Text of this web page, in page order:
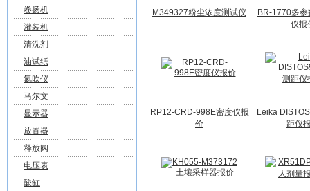
卷扬机
灌装机
清洗剂
油试纸
氮吹仪
马尔文
显示器
放置器
释放阀
电压表
酸缸
M349327粉尘浓度测试仪
BR-1770多
仪报
RP12-CRD-998E密度仪报
价
Leika
距仪